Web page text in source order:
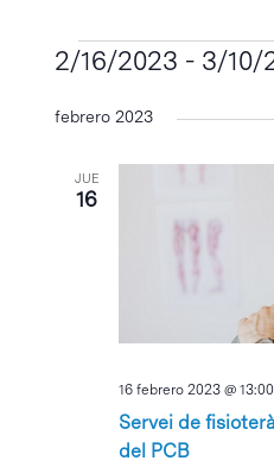
Eventos
2/16/2023 - 3/10/
la
febrero 2023
JUE
16
Servei de
del PCB
16 febrero 2023 @ 13:00